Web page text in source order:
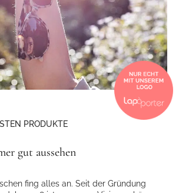
PRODUKTE
gut aussehen
fing alles an. Seit der Gründung